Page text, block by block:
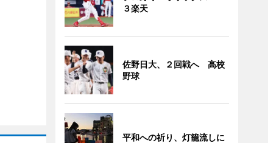
３楽天
佐野日大、２回戦へ 高校
野球
平和への祈り、灯籠流しに